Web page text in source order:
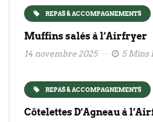
REPAS & ACCOMPAGNEMENTS
Muffins salés à l’Airfryer
14 novembre 2025 5 Mins
REPAS & ACCOMPAGNEMENTS
Côtelettes D’Agneau à